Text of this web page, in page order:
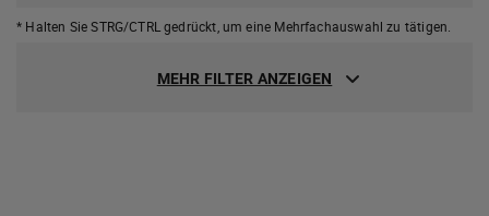
* Halten Sie STRG/CTRL gedrückt, um eine Mehrfachauswahl zu tätigen.
MEHR FILTER ANZEIGEN